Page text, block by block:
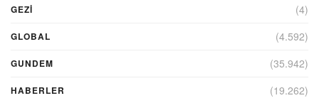
GEZI (4)
GLOBAL (4.592)
GUNDEM (35.942)
HABERLER (19.262)